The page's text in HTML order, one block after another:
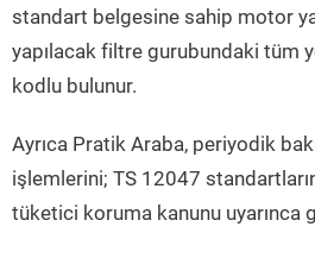
standart belgesine sahip motor
yapılacak filtre gurubundaki tüm
kodlu bulunur.
Ayrıca Pratik Araba, periyodik
işlemlerini; TS 12047
tüketici koruma kanunu uyarınca